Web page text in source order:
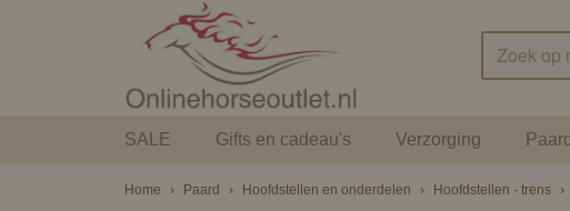
SALE Gifts en cadeau's Verzorging Paard
Home › Paard › Hoofdstellen en onderdelen › Hoofdstellen - trens ›